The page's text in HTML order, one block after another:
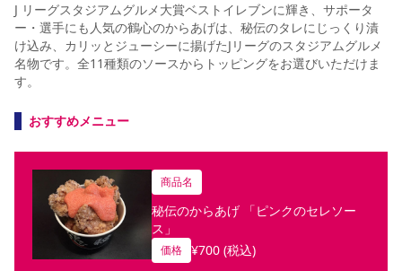
J リーグスタジアムグルメ大賞ベストイレブンに輝き、サポータ
ー・選手にも人気の鶴心のからあげは、秘伝のタレにじっくり漬
け込み、カリッとジューシーに揚げたJリーグのスタジアムグルメ
名物です。全11種類のソースからトッピングをお選びいただけま
す。
おすすめメニュー
商品名
秘伝のからあげ 「ピンクのセレソー
ス」
価格 ¥700(税込)